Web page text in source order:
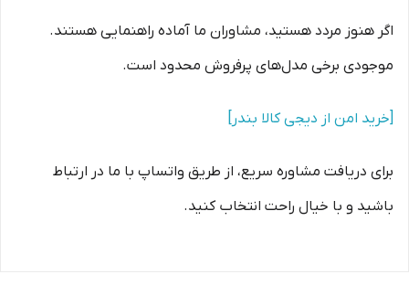
اگر هنوز مردد هستید، مشاوران ما آماده راهنمایی هستند.
موجودی برخی مدل‌های پرفروش محدود است.
[خرید امن از دیجی کالا بندر]
برای دریافت مشاوره سریع، از طریق واتساپ با ما در ارتباط
باشید و با خیال راحت انتخاب کنید.